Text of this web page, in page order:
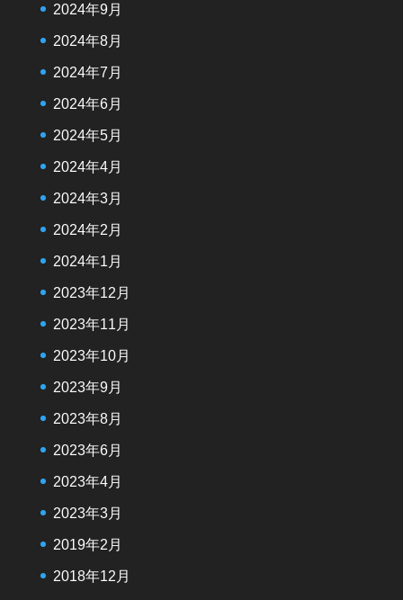
2024年9月
2024年8月
2024年7月
2024年6月
2024年5月
2024年4月
2024年3月
2024年2月
2024年1月
2023年12月
2023年11月
2023年10月
2023年9月
2023年8月
2023年6月
2023年4月
2023年3月
2019年2月
2018年12月